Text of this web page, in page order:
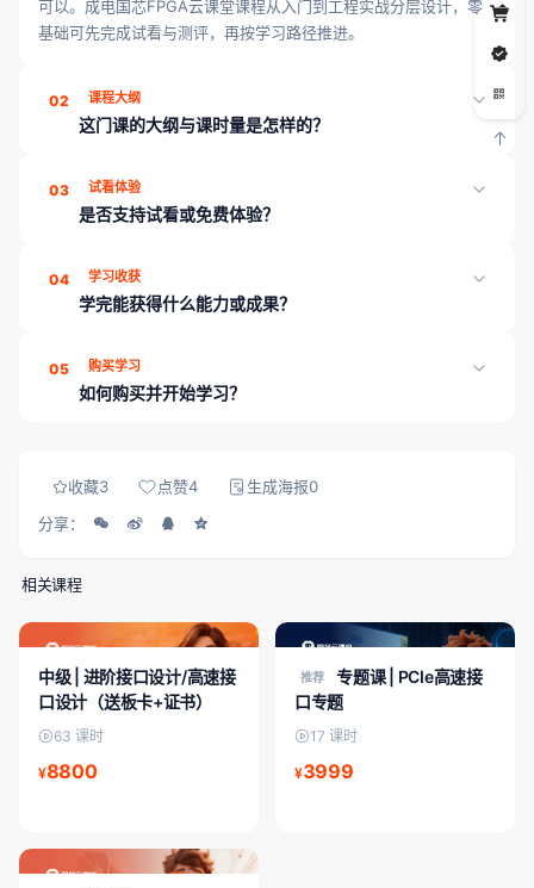
可以。成电国芯FPGA云课堂课程从入门到工程实战分层设计，零
基础可先完成试看与测评，再按学习路径推进。
02 课程大纲
这门课的大纲与课时量是怎样的？
可展开查看各章课时；学完可通过章节测评巩固薄弱点。
03 试看体验
是否支持试看或免费体验？
领取试听/学习规划。
04 学习收获
学完能获得什么能力或成果？
资料；学习进度云端同步。平台另提供章节测评、工程师工具箱与
就业内推，帮助能力可证、对接岗位。
05 购买学习
如何购买并开始学习？
收藏3 点赞4 生成海报0
分享：
相关课程
中级 | 进阶接口设计/高速接
口设计（送板卡+证书）
63 课时
¥8800
推荐
专题课 | PCIe高速接
口专题
17 课时
¥3999
FPGA入门/初级